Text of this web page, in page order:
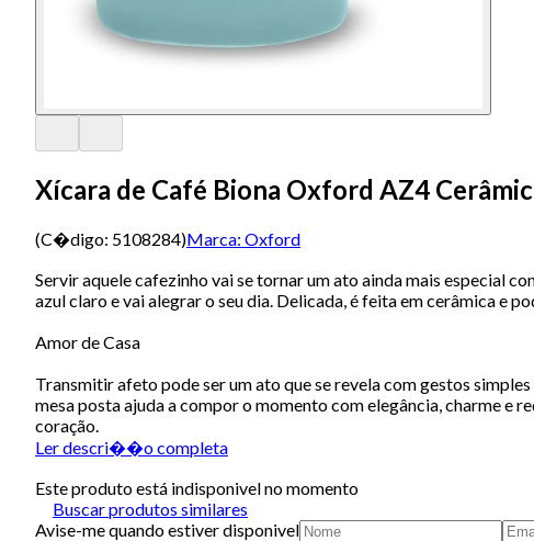
Xícara de Café Biona Oxford AZ4
(C�digo: 5108284)Marca: Oxford
Servir aquele cafezinho vai se tornar um ato ainda mais especial
azul claro e vai alegrar o seu dia. Delicada, é feita em cerâmica e
Amor de Casa
Transmitir afeto pode ser um ato que se revela com gestos
mesa posta ajuda a compor o momento com elegância, charme e
coração.
Ler descri��o completa
Este produto está indisponivel no momento
Buscar produtos similares
Avise-me quando estiver disponivel